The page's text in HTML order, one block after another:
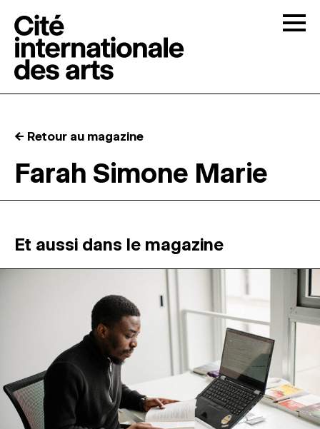
RÉSIDENCES ↓
ATELIERS OUVERTS
ESPACES DE PRATIQUE ARTISTIQUE ↓
Recherche
← Retour au magazine
Farah Simone Marie
Et aussi dans le magazine